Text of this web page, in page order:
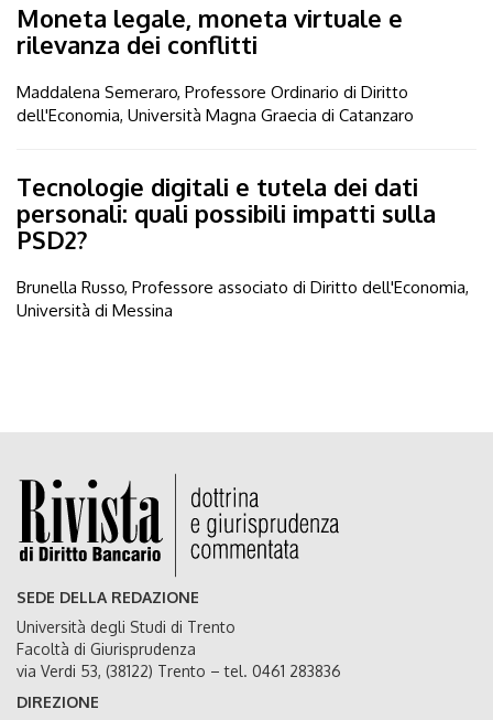
Moneta legale, moneta virtuale e
rilevanza dei conflitti
Maddalena Semeraro, Professore Ordinario di Diritto
dell'Economia, Università Magna Graecia di Catanzaro
Tecnologie digitali e tutela dei dati
personali: quali possibili impatti sulla
PSD2?
Brunella Russo, Professore associato di Diritto dell'Economia,
Università di Messina
SEDE DELLA REDAZIONE
Università degli Studi di Trento
Facoltà di Giurisprudenza
via Verdi 53, (38122) Trento – tel. 0461 283836
DIREZIONE